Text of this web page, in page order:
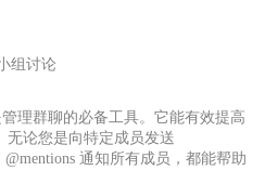
组讨论
管理群聊的必备工具。它能有效提高
无论您是向特定成员发送
通知所有成员，都能帮助